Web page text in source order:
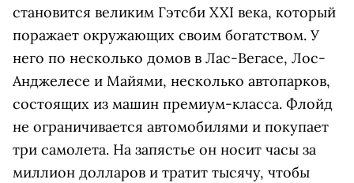
становится великим Гэтсби XXI века, который
поражает окружающих своим богатством. У
него по несколько домов в Лас-Вегасе, Лос-
Анджелесе и Майями, несколько автопарков,
состоящих из машин премиум-класса. Флойд
не ограничивается автомобилями и покупает
три самолета. На запястье он носит часы за
миллион долларов и тратит тысячу, чтобы